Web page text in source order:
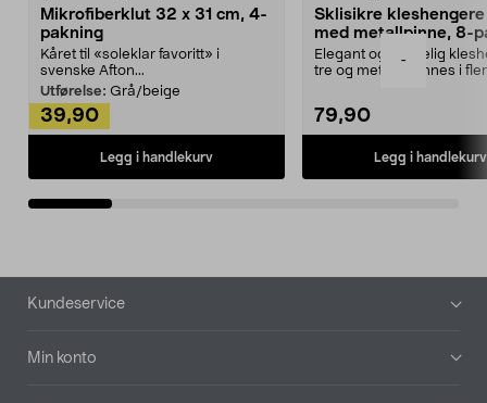
-
Mikrofiberklut 32 x 31 cm, 4-
pakning
Kåret til «soleklar favoritt» i
svenske Afton...
Utførelse: Grå/beige
39,90
Legg i handlekurv
Sklisikre
med metallpinne, 8-
Elegant og skikkelig
tre og metall – finnes i
79,90
Legg i handlekurv
Bunntekst
Kundeservice
Min konto